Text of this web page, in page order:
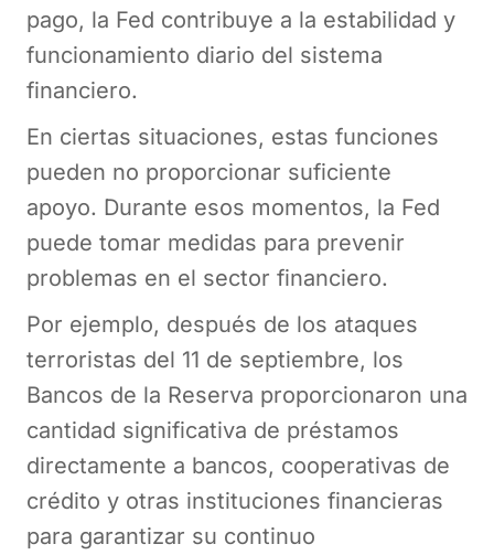
pago, la Fed contribuye a la estabilidad y
funcionamiento diario del sistema
financiero.
En ciertas situaciones, estas funciones
pueden no proporcionar suficiente
apoyo. Durante esos momentos, la Fed
puede tomar medidas para prevenir
problemas en el sector financiero.
Por ejemplo, después de los ataques
terroristas del 11 de septiembre, los
Bancos de la Reserva proporcionaron una
cantidad significativa de préstamos
directamente a bancos, cooperativas de
crédito y otras instituciones financieras
para garantizar su continuo